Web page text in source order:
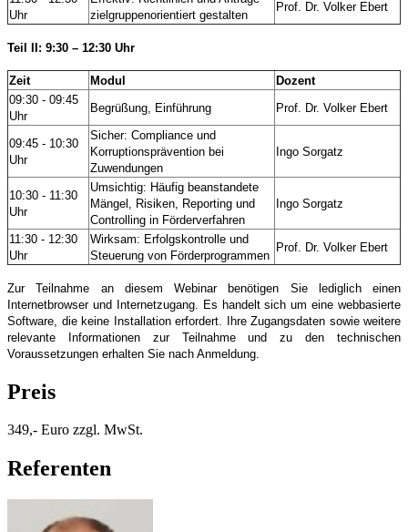
Uhr
zielgruppenorientiert gestalten
Prof. Dr. Volker Ebert
Teil II: 9:30 – 12:30 Uhr
Zeit Modul
Dozent
09:30 - 09:45
Uhr
Begrüßung, Einführung Prof. Dr. Volker Ebert
09:45 - 10:30
Uhr
Sicher: Compliance und
Korruptionsprävention bei
Zuwendungen
Ingo Sorgatz
10:30 - 11:30
Uhr
Umsichtig: Häufig beanstandete
Mängel, Risiken, Reporting und
Controlling in Förderverfahren
Ingo Sorgatz
11:30 - 12:30
Uhr
Wirksam: Erfolgskontrolle und
Steuerung von Förderprogrammen
Prof. Dr. Volker Ebert
Zur Teilnahme an diesem Webinar benötigen Sie lediglich einen
Internetbrowser und Internetzugang. Es handelt sich um eine webbasierte
Software, die keine Installation erfordert. Ihre Zugangsdaten sowie weitere
relevante Informationen zur Teilnahme und zu den technischen
Voraussetzungen erhalten Sie nach Anmeldung.
Preis
349,- Euro zzgl. MwSt.
Referenten